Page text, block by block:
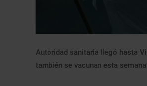
Autoridad sanitaria llegó hasta
también se vacunan esta semana.